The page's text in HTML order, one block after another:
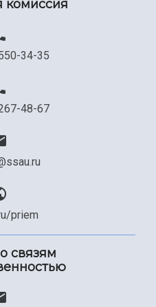
комиссия
34-35
48-67
priem
связям